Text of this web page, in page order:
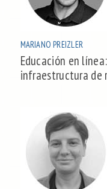
MARIANO PREIZLER
Educación en
infraestructura de